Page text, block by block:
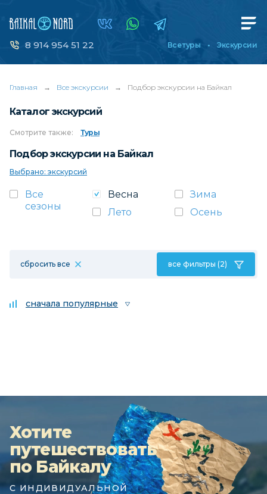
8 914 954 51 22 Все туры Экскурсии
Главная → Все экскурсии → Подбор экскурсии на Байкал
Каталог экскурсий
Смотрите также: Туры
Подбор экскурсии на Байкал
Выбрано: экскурсий
Все
сезоны
Весна
Зима
Лето
Осень
сбросить все все фильтры (2)
сначала популярные
Хотите
путешествовать
по Байкалу
С ИНДИВИДУАЛЬНОЙ